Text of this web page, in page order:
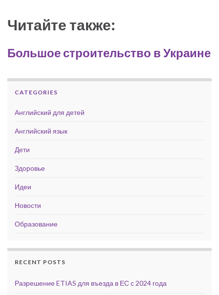
Читайте также:
Большое строительство в Украине
CATEGORIES
Английский для детей
Английский язык
Дети
Здоровье
Идеи
Новости
Образование
RECENT POSTS
Разрешение ETIAS для въезда в ЕС с 2024 года